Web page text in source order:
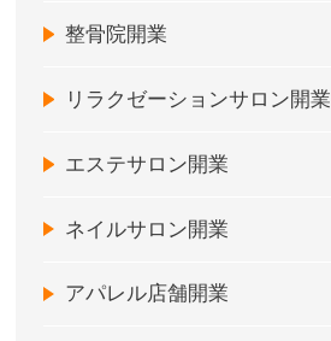
整骨院開業
リラクゼーションサロン開業
エステサロン開業
ネイルサロン開業
アパレル店舗開業